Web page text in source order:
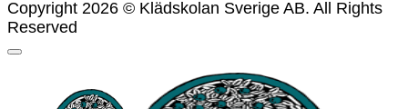
Copyright 2026 © Klädskolan Sverige AB. All Rights
Reserved